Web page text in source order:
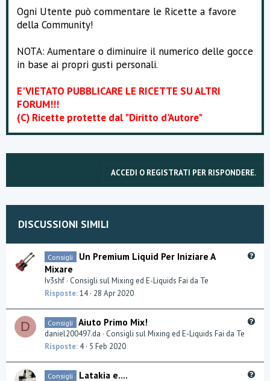
Ogni Utente può commentare le Ricette a favore
della Community!
NOTA: Aumentare o diminuire il numerico delle gocce
in base ai propri gusti personali.
E' VIETATO PUBBLICARE LE RICETTE SU ALTRI
FORUM!!!
(C) Ricette protette dal "Diritto d'Autore"
ACCEDI O REGISTRATI PER RISPONDERE.
DISCUSSIONI SIMILI
i
Consigli
Un Premium Liquid Per Iniziare A
Mixare
Iv3shf Consigli sul Mixing ed E-Liquids Fai da Te
Risposte 14 28 Apr 2020
D Consigli Aiuto Primo Mix!
daniel200497.da
Consigli sul Mixing ed E-Liquids Fai da Te
Risposte 4 5 Feb 2020
Consigli Latakia e....